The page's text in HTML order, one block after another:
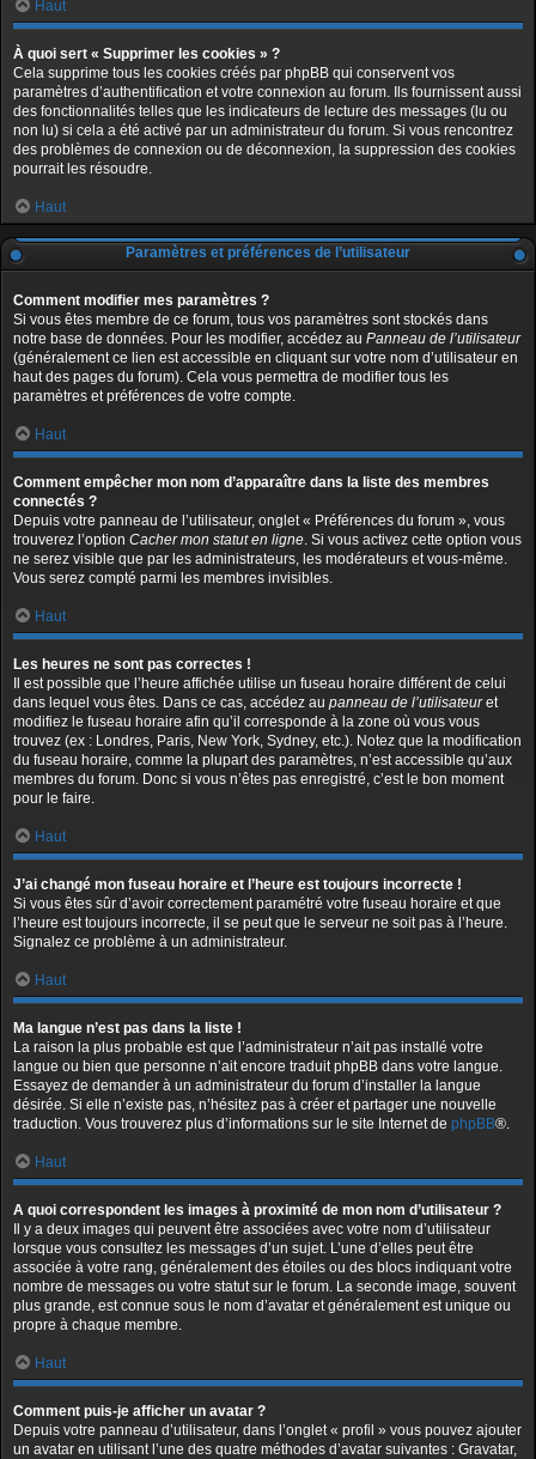
Haut
À quoi sert « Supprimer les cookies » ?
Cela supprime tous les cookies créés par phpBB qui conservent vos
paramètres d’authentification et votre connexion au forum. Ils fournissent aussi
des fonctionnalités telles que les indicateurs de lecture des messages (lu ou
non lu) si cela a été activé par un administrateur du forum. Si vous rencontrez
des problèmes de connexion ou de déconnexion, la suppression des cookies
pourrait les résoudre.
Haut
Paramètres et préférences de l’utilisateur
Comment modifier mes paramètres ?
Si vous êtes membre de ce forum, tous vos paramètres sont stockés dans
notre base de données. Pour les modifier, accédez au Panneau de l’utilisateur
(généralement ce lien est accessible en cliquant sur votre nom d’utilisateur en
haut des pages du forum). Cela vous permettra de modifier tous les
paramètres et préférences de votre compte.
Haut
Comment empêcher mon nom d’apparaître dans la liste des membres
connectés ?
Depuis votre panneau de l’utilisateur, onglet « Préférences du forum », vous
trouverez l’option Cacher mon statut en ligne. Si vous activez cette option vous
ne serez visible que par les administrateurs, les modérateurs et vous-même.
Vous serez compté parmi les membres invisibles.
Haut
Les heures ne sont pas correctes !
Il est possible que l’heure affichée utilise un fuseau horaire différent de celui
dans lequel vous êtes. Dans ce cas, accédez au panneau de l’utilisateuret
modifiez le fuseau horaire afin qu’il corresponde à la zone où vous vous
trouvez (ex : Londres, Paris, New York, Sydney, etc.). Notez que la modification
du fuseau horaire, comme la plupart des paramètres, n’est accessible qu’aux
membres du forum. Donc si vous n’êtes pas enregistré, c’est le bon moment
pour le faire.
Haut
J’ai changé mon fuseau horaire et l’heure est toujours incorrecte !
Si vous êtes sûr d’avoir correctement paramétré votre fuseau horaire et que
l’heure est toujours incorrecte, il se peut que le serveur ne soit pas à l’heure.
Signalez ce problème à un administrateur.
Haut
Ma langue n’est pas dans la liste !
La raison la plus probable est que l’administrateur n’ait pas installé votre
langue ou bien que personne n’ait encore traduit phpBB dans votre langue.
Essayez de demander à un administrateur du forum d’installer la langue
désirée. Si elle n’existe pas, n’hésitez pas à créer et partager une nouvelle
traduction. Vous trouverez plus d’informations sur le site Internet de phpBB®.
Haut
A quoi correspondent les images à proximité de mon nom d’utilisateur ?
Il y a deux images qui peuvent être associées avec votre nom d’utilisateur
lorsque vous consultez les messages d’un sujet. L’une d’elles peut être
associée à votre rang, généralement des étoiles ou des blocs indiquant votre
nombre de messages ou votre statut sur le forum. La seconde image, souvent
plus grande, est connue sous le nom d’avatar et généralement est unique ou
propre à chaque membre.
Haut
Comment puis-je afficher un avatar ?
Depuis votre panneau d’utilisateur, dans l’onglet « profil » vous pouvez ajouter
un avatar en utilisant l’une des quatre méthodes d’avatar suivantes : Gravatar,